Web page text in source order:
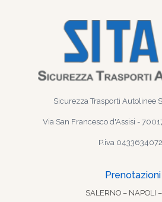
Sicurezza Trasporti Autolinee
Via San Francesco d'Assisi -
P.iva
Prenotazioni
SALERNO – NAPOLI